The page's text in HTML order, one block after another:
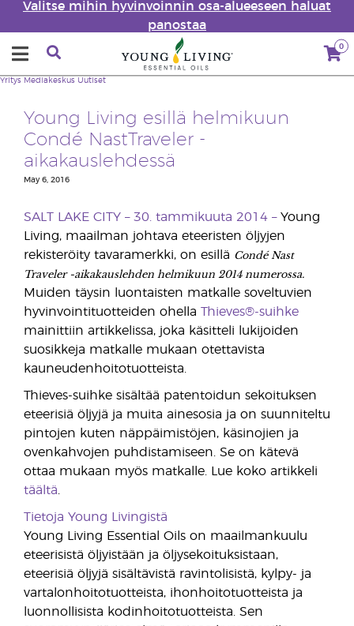
Valitse mihin hyvinvoinnin osa-alueeseen haluat
panostaa
0
Yritys Mediakeskus Uutiset
Young Living esillä helmikuun
Condé NastTraveler -
aikakauslehdessä
May 6, 2016
SALT LAKE CITY – 30. tammikuuta 2014 – Young
Living, maailman johtava eteeristen öljyjen
rekisteröity tavaramerkki, on esillä Condé Nast
Traveler -aikakauslehden helmikuun 2014 numerossa.
Muiden täysin luontaisten matkalle soveltuvien
hyvinvointituotteiden ohella Thieves®-suihke
mainittiin artikkelissa, joka käsitteli lukijoiden
suosikkeja matkalle mukaan otettavista
kauneudenhoitotuotteista.
Thieves-suihke sisältää patentoidun sekoituksen
eteerisiä öljyjä ja muita ainesosia ja on suunniteltu
pintojen kuten näppäimistöjen, käsinojien ja
ovenkahvojen puhdistamiseen. Se on kätevä
ottaa mukaan myös matkalle. Lue koko artikkeli
täältä
Tietoja Young Livingistä
Young Living Essential Oils on maailmankuulu
eteerisistä öljyistään ja öljysekoituksistaan,
eteerisiä öljyjä sisältävistä ravintolisistä, kylpy- ja
vartalonhoitotuotteista, ihonhoitotuotteista ja
luonnollisista kodinhoitotuotteista. Sen